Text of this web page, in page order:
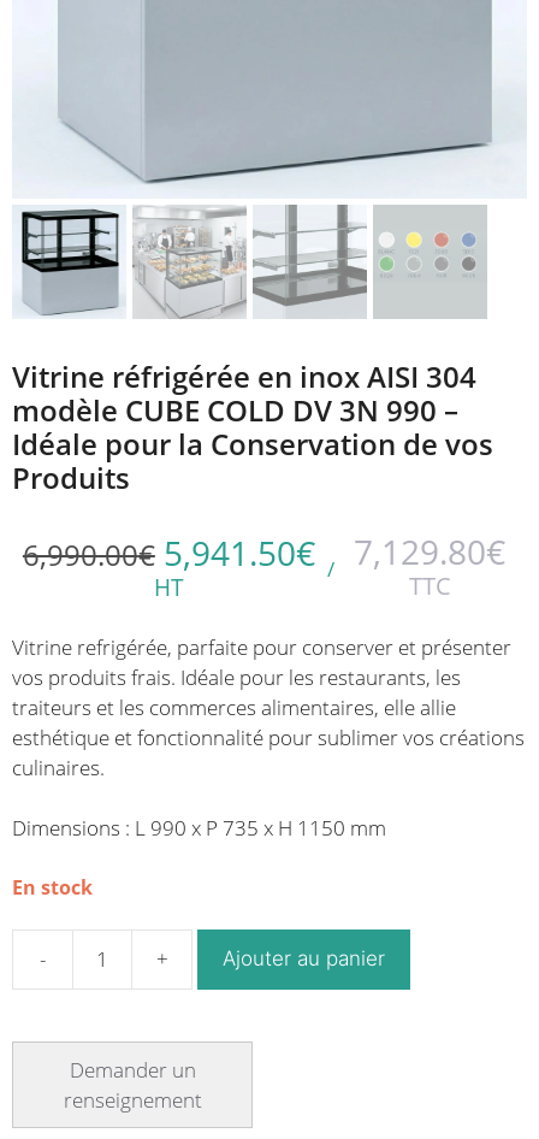
Vitrine réfrigérée en inox AISI 304
modèle CUBE COLD DV 3N 990 –
Idéale pour la Conservation de vos
Produits
6,990.00€ 5,941.50€
HT
/ 7,129.80€
TTC
Vitrine refrigérée, parfaite pour conserver et présenter
vos produits frais. Idéale pour les restaurants, les
traiteurs et les commerces alimentaires, elle allie
esthétique et fonctionnalité pour sublimer vos créations
culinaires.
Dimensions : L 990 x P 735 x H 1150 mm
En stock
quantité
réfrigérée
en
inox
Ajouter au panier